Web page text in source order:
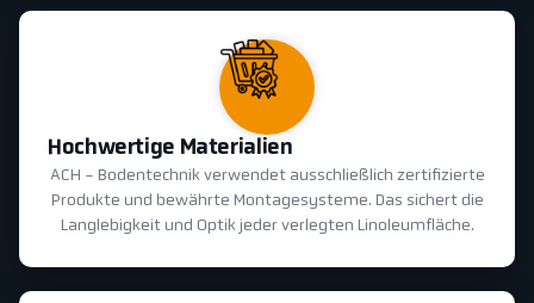
Hochwertige Materialien
ACH - Bodentechnik verwendet ausschließlich zertifizierte
Produkte und bewährte Montagesysteme. Das sichert die
Langlebigkeit und Optik jeder verlegten Linoleumfläche.